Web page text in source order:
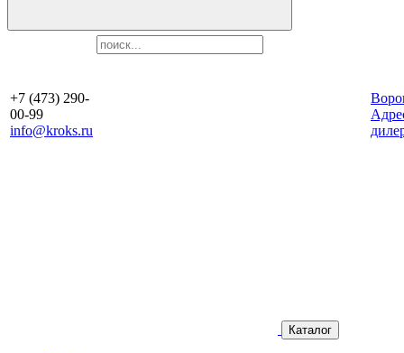
+7 (473) 290-
00-99
info@kroks.ru
Каталог